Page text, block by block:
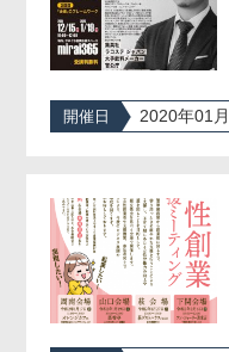
開催日 2020年01